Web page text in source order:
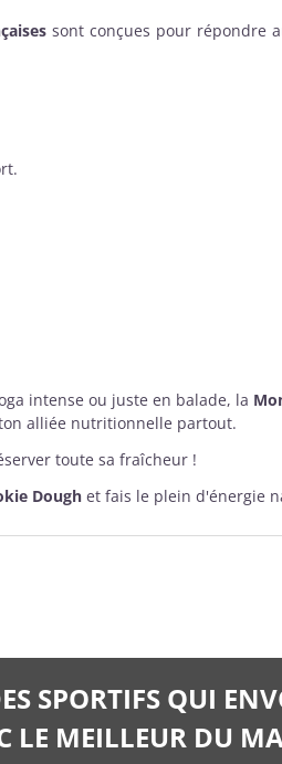
sont conçues pour répondre
intense ou juste en balade, la
alliée nutritionnelle partout.
toute sa fraîcheur !
Dough et fais le plein d'énergie
SPORTIFS QUI
MEILLEUR DU